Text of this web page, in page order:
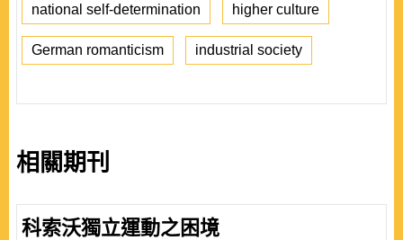
national self-determination higher culture
German romanticism industrial society
相關期刊
科索沃獨立運動之困境